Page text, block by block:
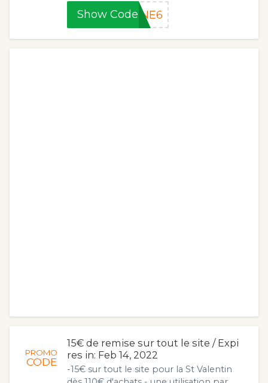
Show Code INE6
PROMO
CODE
15€ de remise sur tout le site / Expi
res in: Feb 14, 2022
-15€ sur tout le site pour la St Valentin